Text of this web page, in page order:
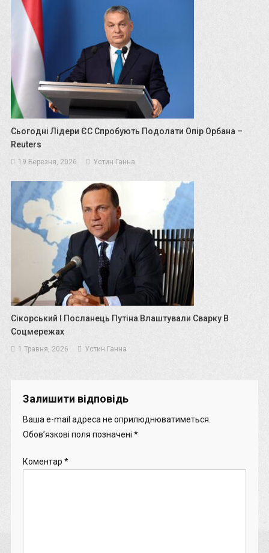
Сьогодні Лідери ЄС Спробують Подолати Опір Орбана –
Reuters
19 Березня, 2026 Устин Ганна
Сікорський І Посланець Путіна Влаштували Сварку В
Соцмережах
1 Травня, 2026 Устин Ганна
Залишити відповідь
Ваша e-mail адреса не оприлюднюватиметься.
Обов’язкові поля позначені *
Коментар *